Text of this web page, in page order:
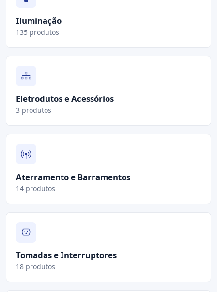
Iluminação
135 produtos
Eletrodutos e Acessórios
3 produtos
Aterramento e Barramentos
14 produtos
Tomadas e Interruptores
18 produtos